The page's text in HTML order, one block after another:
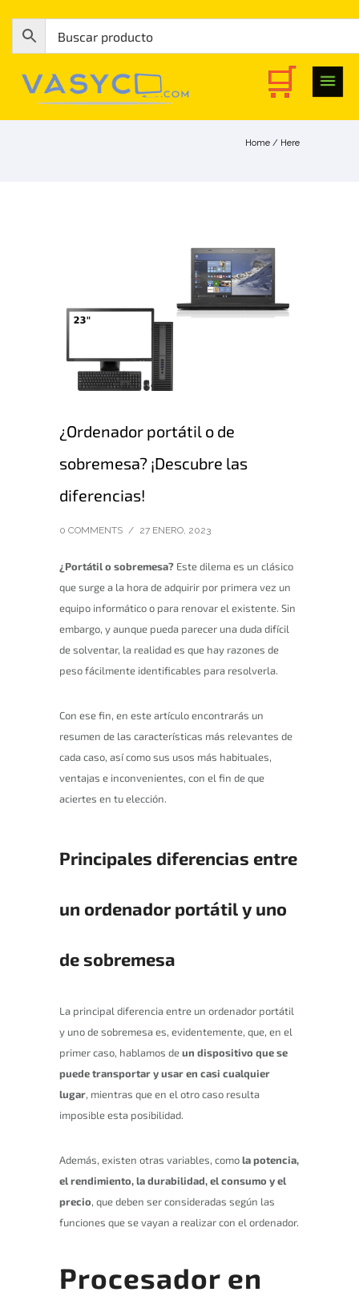
Home / Here
¿Ordenador portátil o de
sobremesa? ¡Descubre las
diferencias!
0 COMMENTS / 27 ENERO, 2023
¿Portátil o sobremesa? Este dilema es un clásico
que surge a la hora de adquirir por primera vez un
equipo informático o para renovar el existente. Sin
embargo, y aunque pueda parecer una duda difícil
de solventar, la realidad es que hay razones de
peso fácilmente identificables para resolverla.
Con ese fin, en este artículo encontrarás un
resumen de las características más relevantes de
cada caso, así como sus usos más habituales,
ventajas e inconvenientes, con el fin de que
aciertes en tu elección.
Principales diferencias entre
un ordenador portátil y uno
de sobremesa
La principal diferencia entre un ordenador portátil
y uno de sobremesa es, evidentemente, que, en el
primer caso, hablamos deun dispositivo que se
puede transportar y usar en casi cualquier
lugar, mientras que en el otro caso resulta
imposible esta posibilidad.
Además, existen otras variables, comola potencia,
el rendimiento, la durabilidad, el consumo y el
precio, que deben ser consideradas según las
funciones que se vayan a realizar con el ordenador.
Procesador en